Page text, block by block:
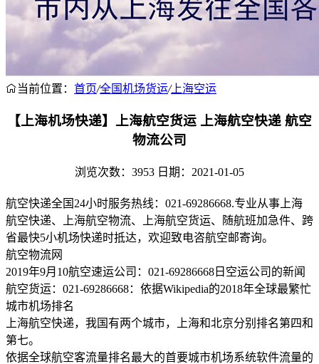
当前位置： 首页/全国机场货运/上海空运
【上海机场快递】上海航空货运 上海航空快递 航空
物流公司
浏览次数：3953 日期：2021-01-05
航空快递全国24小时服务热线：021-69286668.专业从事上海
航空快递、上海航空物流、上海航空货运、随航班加急件、跨
省最快5小机场快递时抵达，欢迎致电咨航空邮寄询。
航空物流网
2019年9月10航空速运公司：021-69286668日空运公司的新闻
航空货运：021-69286668：依据Wikipedia的2018年全球最繁忙
城市机场排名
上海航空快递，我国有两个城市，上海和北京分别排名第四和
第七。
依据全球航空客流量排名最大的首要城市机场系统软件流量的